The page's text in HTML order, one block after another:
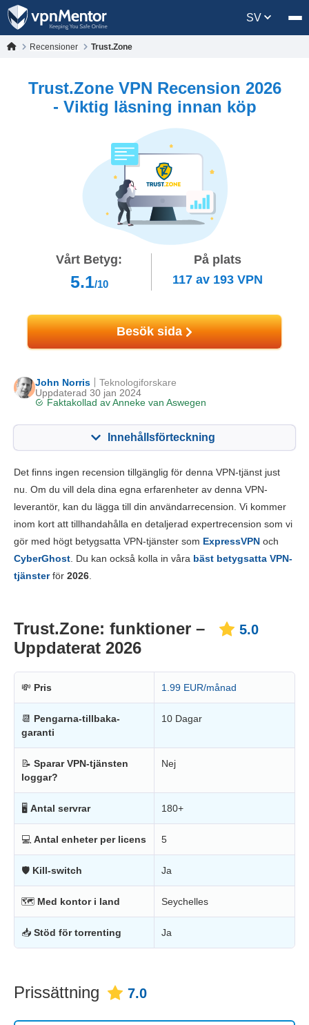
SV
Recensioner Trust.Zone
Trust.Zone VPN Recension 2026
- Viktig läsning innan köp
Vårt Betyg:
5.1/10
På plats
117av 193 VPN
Besök sida
John Norris
Uppdaterad 30 jan 2024
Faktakollad avAnneke van Aswegen
Teknologiforskare
Innehållsförteckning
Viktiga funktioner 5.0
Installation och appar 5.4
Pålitlighet & support 6.0
Det finns ingen recension tillgänglig för denna VPN-tjänst just
nu. Om du vill dela dina egna erfarenheter av denna VPN-
leverantör, kan du lägga till din användarrecension. Vi kommer
inom kort att tillhandahålla en detaljerad expertrecension som vi
gör med högt betygsatta VPN-tjänster som ExpressVPN och
CyberGhost. Du kan också kolla in våra bäst betygsatta VPN-
tjänsterför 2026.
Trust.Zone: funktioner –
Uppdaterat 2026
5.0
💸 Pris 1.99 EUR/månad
📆 Pengarna-tillbaka-
garanti
10 Dagar
📝 Sparar VPN-tjänsten
loggar?
Nej
🖥 Antal servrar 180+
💻 Antal enheter per licens 5
🛡 Kill-switch Ja
🗺 Med kontor i land Seychelles
📥 Stöd för torrenting Ja
Prissättning 7.0